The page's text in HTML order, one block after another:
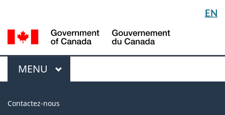
contenu
principal
la
version
HTML
EN
du
Menu
MAIN
MENU
À
Contactez-nous